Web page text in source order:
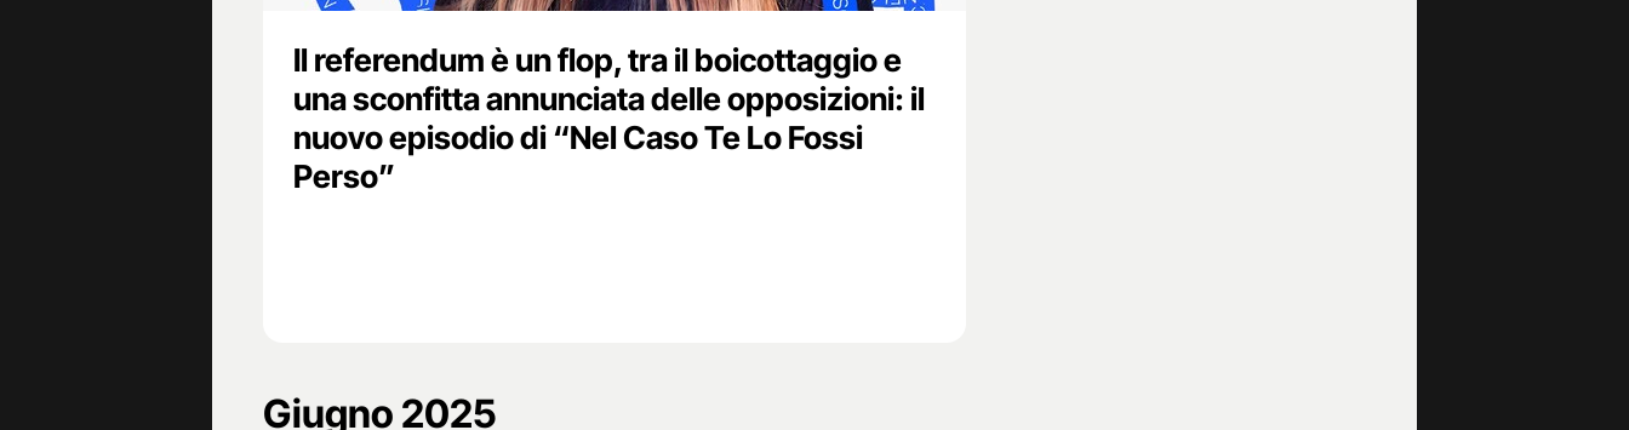
Il referendum è un flop, tra il boicottaggio e
una sconfitta annunciata delle opposizioni: il
nuovo episodio di “Nel Caso Te Lo Fossi
Perso”
Giugno 2025